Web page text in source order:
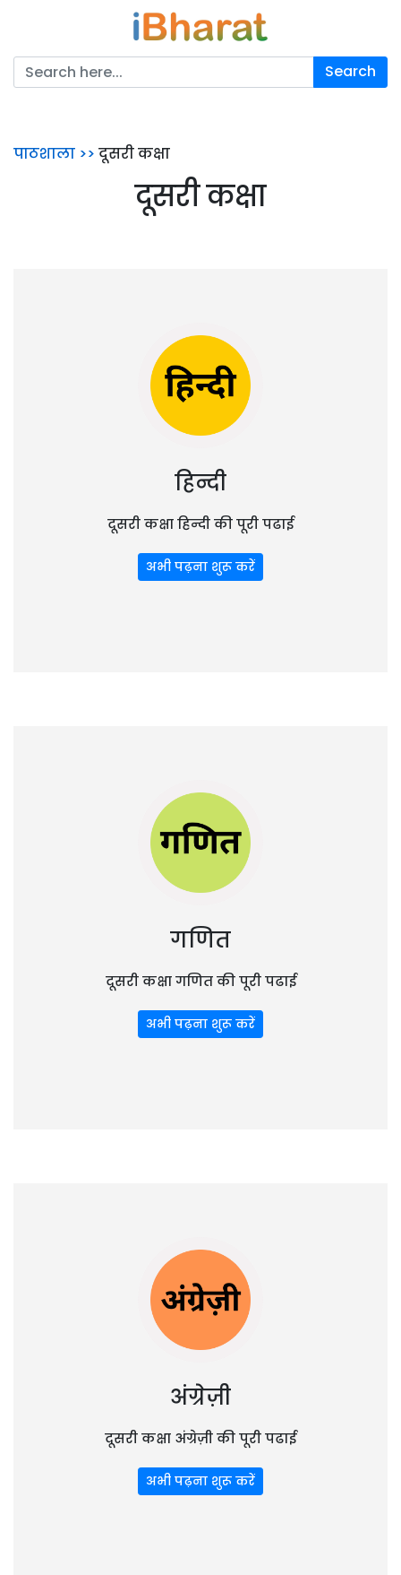
पाठशाला >> दूसरी कक्षा
दूसरी कक्षा
हिन्दी
दूसरी कक्षा हिन्दी की पूरी पढाई
अभी पढ़ना शुरू करें
गणित
दूसरी कक्षा गणित की पूरी पढाई
अभी पढ़ना शुरू करें
अंग्रेज़ी
दूसरी कक्षा अंग्रेज़ी की पूरी पढाई
अभी पढ़ना शुरू करें